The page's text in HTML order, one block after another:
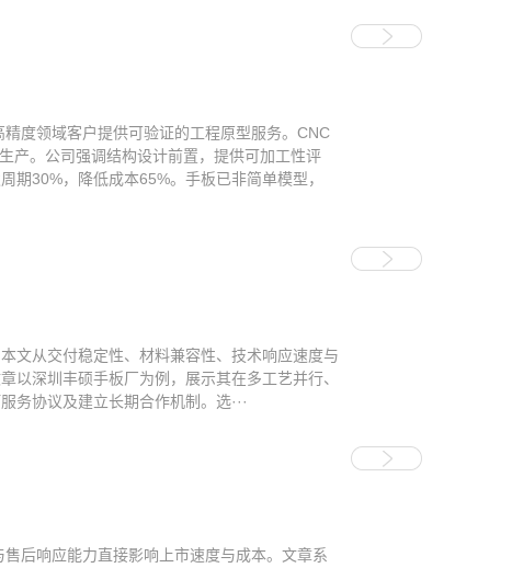
度领域客户提供可验证的工程原型服务。CNC
产。公司强调结构设计前置，提供可加工性评
期30%，降低成本65%。手板已非简单模型，
文从交付稳定性、材料兼容性、技术响应速度与
以深圳丰硕手板厂为例，展示其在多工艺并行、
协议及建立长期合作机制。选···
后响应能力直接影响上市速度与成本。文章系